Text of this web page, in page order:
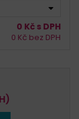
0 Kč s DPH
0 Kč bez DPH